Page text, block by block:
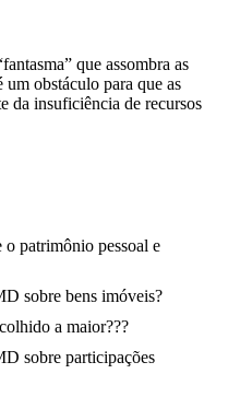
que assombra as
obstáculo para que as
da insuficiência de recursos
patrimônio pessoal e
sobre bens imóveis?
a maior???
sobre participações